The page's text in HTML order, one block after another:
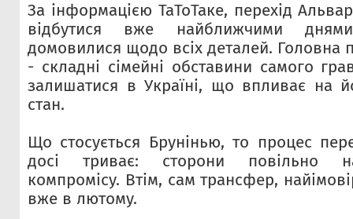
За інформацією ТаТоТаке, перехід
відбутися вже найближчими
домовилися щодо всіх деталей. Головна
- складні сімейні обставини самого
залишатися в Україні, що впливає на
стан.
Що стосується Брунінью, то процес
досі триває: сторони повільно
компромісу. Втім, сам трансфер,
вже в лютому.